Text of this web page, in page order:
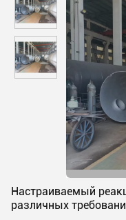
Настраиваемый
различных